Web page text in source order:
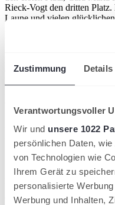
Zustimmung Details
Verantwortungsvoller
Wir und unsere 1022
persönlichen Daten,
von Technologien wie
Ihrem Gerät zu
personalisierte
Werbung und Inhalten,
Rieck-Vogt den dritten
Laune und vielen
Auflage der Netzworking
war ein gelungenes
diese exklusive
Initiatoren Madsack,
gemeinsam mit dem TNB
gemeinsam ein
Partner organisiert haben.
Die Premiere hat gezeigt,
Business-Networking
Die Netzworking Open
den 20. Mai 2027 geplant –